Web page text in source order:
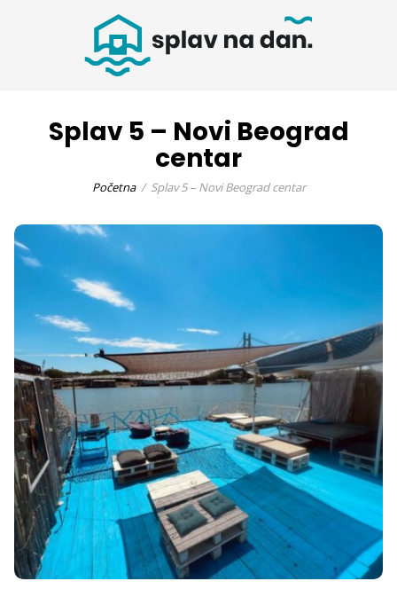
Splav 5 – Novi Beograd
centar
Početna Splav 5 – Novi Beograd centar